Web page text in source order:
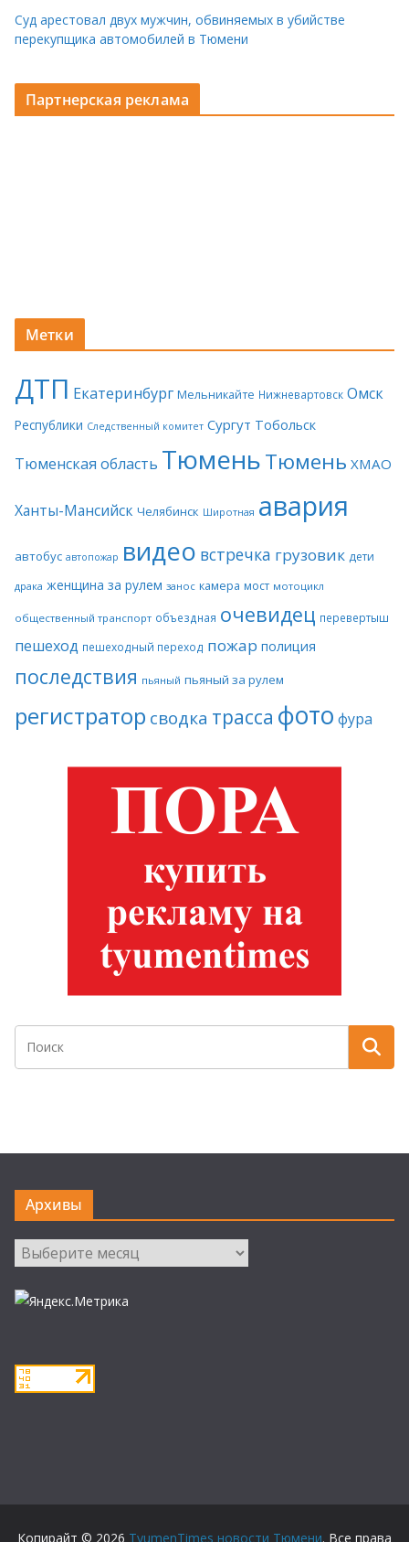
Суд арестовал двух мужчин, обвиняемых в убийстве
перекупщика автомобилей в Тюмени
Партнерская реклама
Метки
ДТП Екатеринбург Мельникайте Нижневартовск Омск
Республики Следственный комитет Сургут Тобольск
Тюменская область ТюменьТюмень ХМАО
Ханты-Мансийск Челябинск Широтная авария
автобус автопожар видео встречка грузовик дети
драка женщина за рулем занос камера мост мотоцикл
общественный транспорт объездная очевидец перевертыш
пешеход пешеходный переход пожар полиция
последствия пьяный пьяный за рулем
регистратор сводка трасса фото фура
Архивы
Архивы
Копирайт © 2026 TyumenTimes новости Тюмени. Все права